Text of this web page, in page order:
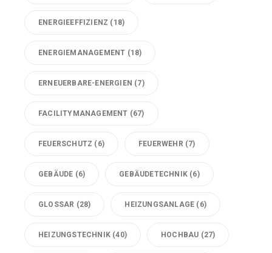
ENERGIEEFFIZIENZ (18)
ENERGIEMANAGEMENT (18)
ERNEUERBARE-ENERGIEN (7)
FACILITYMANAGEMENT (67)
FEUERSCHUTZ (6) FEUERWEHR (7)
GEBÄUDE (6) GEBÄUDETECHNIK (6)
GLOSSAR (28) HEIZUNGSANLAGE (6)
HEIZUNGSTECHNIK (40) HOCHBAU (27)